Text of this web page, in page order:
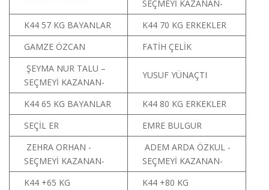
SEÇMEYİ KAZANAN-
K44 57 KG BAYANLAR
K44 70 KG ERKEKLER
GAMZE ÖZCAN
FATİH ÇELİK
ŞEYMA NUR TALU –
SEÇMEYİ KAZANAN-
YUSUF YÜNAÇTI
K44 65 KG BAYANLAR
K44 80 KG ERKEKLER
SEÇİL ER
EMRE BULGUR
ZEHRA ORHAN -
SEÇMEYİ KAZANAN-
ADEM ARDA ÖZKUL -
SEÇMEYİ KAZANAN-
K44 +65 KG
K44 +80 KG